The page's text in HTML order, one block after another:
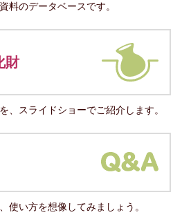
料のデータベースです。
財
、スライドショーでご紹介します。
使い方を想像してみましょう。